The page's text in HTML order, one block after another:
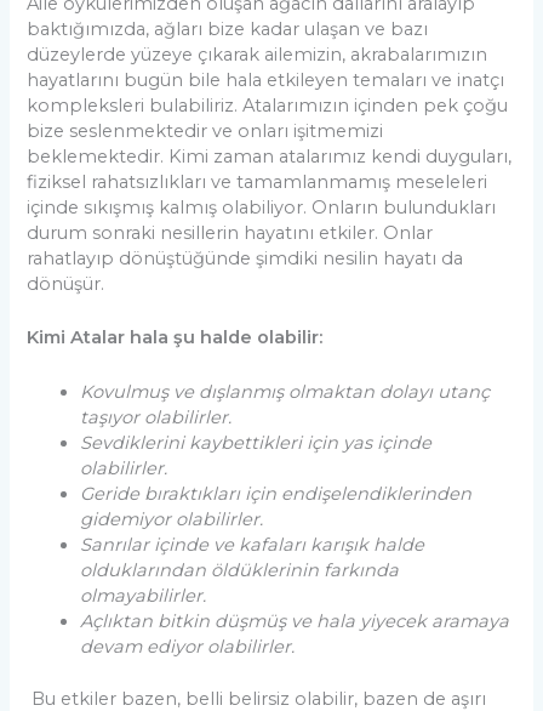
baktığımızda, ağları bize kadar ulaşan ve bazı
düzeylerde yüzeye çıkarak ailemizin, akrabalarımızın
hayatlarını bugün bile hala etkileyen temaları ve inatçı
kompleksleri bulabiliriz. Atalarımızın içinden pek çoğu
bize seslenmektedir ve onları işitmemizi
beklemektedir. Kimi zaman atalarımız kendi duyguları,
fiziksel rahatsızlıkları ve tamamlanmamış meseleleri
içinde sıkışmış kalmış olabiliyor. Onların bulundukları
durum sonraki nesillerin hayatını etkiler. Onlar
rahatlayıp dönüştüğünde şimdiki nesilin hayatı da
dönüşür.
Kimi Atalar hala şu halde olabilir:
Kovulmuş ve dışlanmış olmaktan dolayı utanç
taşıyor olabilirler.
Sevdiklerini kaybettikleri için yas içinde
olabilirler.
Geride bıraktıkları için endişelendiklerinden
gidemiyor olabilirler.
Sanrılar içinde ve kafaları karışık halde
olduklarından öldüklerinin farkında
olmayabilirler.
Açlıktan bitkin düşmüş ve hala yiyecek aramaya
devam ediyor olabilirler.
Bu etkiler bazen, belli belirsiz olabilir, bazen de aşırı